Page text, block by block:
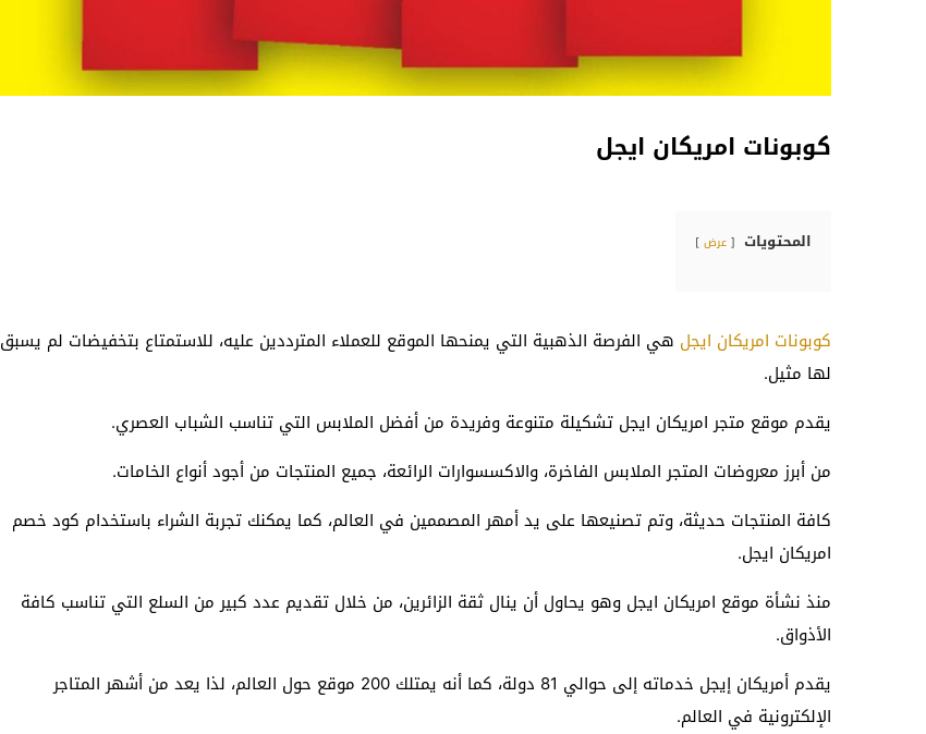
كوبونات امريكان ايجل
المحتويات عرض
كوبونات امريكان ايجل هي الفرصة الذهبية التي يمنحها الموقع للعملاء المترددين عليه، للاستمتاع بتخفيضات لم يسبق
لها مثيل.
يقدم موقع متجر امريكان ايجل تشكيلة متنوعة وفريدة من أفضل الملابس التي تناسب الشباب العصري.
من أبرز معروضات المتجر الملابس الفاخرة، والاكسسوارات الرائعة، جميع المنتجات من أجود أنواع الخامات.
كافة المنتجات حديثة، وتم تصنيعها على يد أمهر المصممين في العالم، كما يمكنك تجربة الشراء باستخدام كود خصم
امريكان ايجل.
منذ نشأة موقع امريكان ايجل وهو يحاول أن ينال ثقة الزائرين، من خلال تقديم عدد كبير من السلع التي تناسب كافة
الأذواق.
يقدم أمريكان إيجل خدماته إلى حوالي 81 دولة، كما أنه يمتلك 200 موقع حول العالم، لذا يعد من أشهر المتاجر
الإلكترونية في العالم.